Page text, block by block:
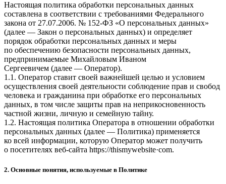
Настоящая политика обработки персональных данных
составлена в соответствии с требованиями Федерального
закона от 27.07.2006. № 152-ФЗ «О персональных данных»
(далее — Закон о персональных данных) и определяет
порядок обработки персональных данных и меры
по обеспечению безопасности персональных данных,
предпринимаемые Михайловым Иваном
Сергеевичем (далее — Оператор).
1.1. Оператор ставит своей важнейшей целью и условием
осуществления своей деятельности соблюдение прав и свобод
человека и гражданина при обработке его персональных
данных, в том числе защиты прав на неприкосновенность
частной жизни, личную и семейную тайну.
1.2. Настоящая политика Оператора в отношении обработки
персональных данных (далее — Политика) применяется
ко всей информации, которую Оператор может получить
о посетителях веб-сайта httpsː//thismywebsite·com.
2. Основные понятия, используемые в Политике